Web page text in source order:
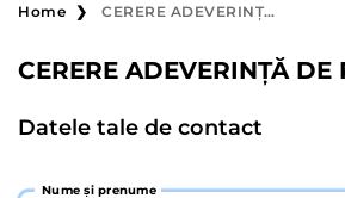
Home CERERE ADEVERINȚĂ DE ROL
CERERE ADEVERINȚĂ DE
Datele tale de contact
Nume și prenume